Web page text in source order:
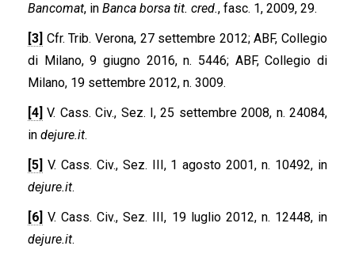
Bancomat, in Banca borsa tit. cred., fasc. 1, 2009, 29.
[3] Cfr. Trib. Verona, 27 settembre 2012; ABF, Collegio
di Milano, 9 giugno 2016, n. 5446; ABF, Collegio di
Milano, 19 settembre 2012, n. 3009.
[4] V. Cass. Civ., Sez. I, 25 settembre 2008, n. 24084,
in dejure.it.
[5] V. Cass. Civ., Sez. III, 1 agosto 2001, n. 10492, in
dejure.it.
[6] V. Cass. Civ., Sez. III, 19 luglio 2012, n. 12448, in
dejure.it.